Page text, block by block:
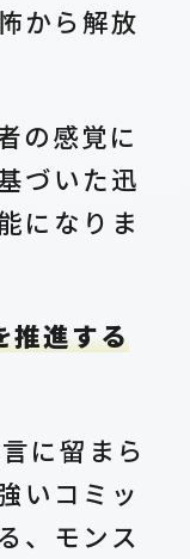
から解放
の感覚に
づいた迅
になりま
推進する
に留まら
いコミッ
、モンス